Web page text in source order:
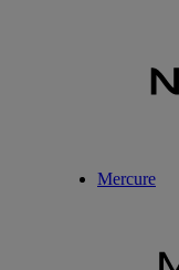
Mercure